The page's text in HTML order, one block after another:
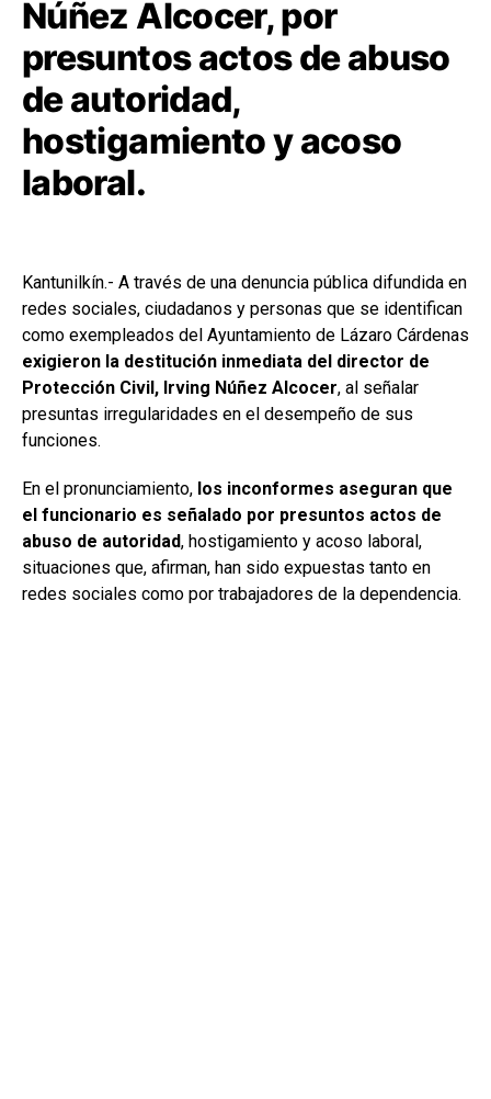
Núñez Alcocer, por
presuntos actos de abuso
de autoridad,
hostigamiento y acoso
laboral.
Kantunilkín.- A través de una denuncia pública difundida en
redes sociales, ciudadanos y personas que se identifican
como exempleados del Ayuntamiento de Lázaro Cárdenas
exigieron la destitución inmediata del director de
Protección Civil, Irving Núñez Alcocer, al señalar
presuntas irregularidades en el desempeño de sus
funciones.
En el pronunciamiento, los inconformes aseguran que
el funcionario es señalado por presuntos actos de
abuso de autoridad, hostigamiento y acoso laboral,
situaciones que, afirman, han sido expuestas tanto en
redes sociales como por trabajadores de la dependencia.